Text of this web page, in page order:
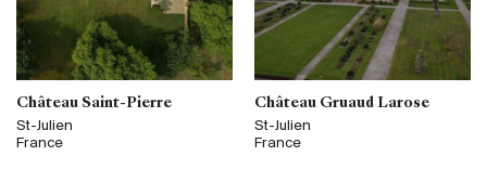
Château Saint-Pierre
St-Julien
France
Château Gruaud Larose
St-Julien
France